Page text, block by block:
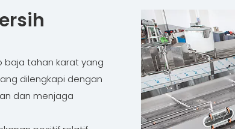
baja tahan karat yang
dilengkapi dengan
dan menjaga